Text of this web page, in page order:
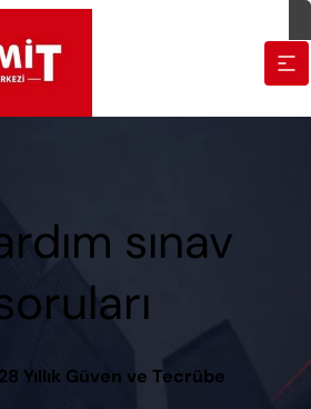
sınav
Yıllık Güven ve Tecrübe